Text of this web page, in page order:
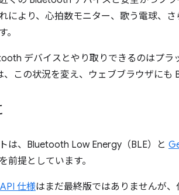
により、心拍数モニター、歌う電球、さ
デバイスとやり取りできるのはプ
この状況を変え、ウェブブラウザに
は、Bluetooth Low Energy（BLE）と
前提としています。
仕様はまだ最終版ではありませんが